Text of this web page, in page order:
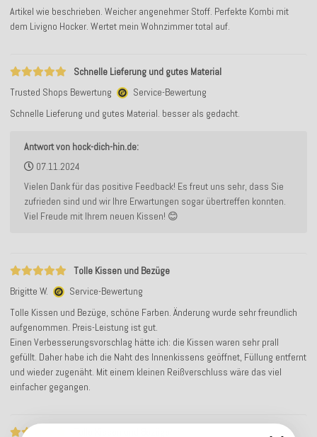
Artikel wie beschrieben. Weicher angenehmer Stoff. Perfekte Kombi mit
dem Livigno Hocker. Wertet mein Wohnzimmer total auf.
Schnelle Lieferung und gutes Material
Trusted Shops Bewertung
Service-Bewertung
Schnelle Lieferung und gutes Material. besser als gedacht.
Antwort von hock-dich-hin.de:
07.11.2024
Vielen Dank für das positive Feedback! Es freut uns sehr, dass Sie
zufrieden sind und wir Ihre Erwartungen sogar übertreffen konnten.
Viel Freude mit Ihrem neuen Kissen! 😊
Tolle Kissen und Bezüge
Brigitte W.
Service-Bewertung
Tolle Kissen und Bezüge, schöne Farben. Änderung wurde sehr freundlich
aufgenommen. Preis-Leistung ist gut.
Einen Verbesserungsvorschlag hätte ich: die Kissen waren sehr prall
gefüllt. Daher habe ich die Naht des Innenkissens geöffnet, Füllung entfernt
und wieder zugenäht. Mit einem kleinen Reißverschluss wäre das viel
einfacher gegangen.